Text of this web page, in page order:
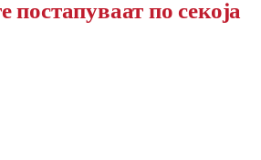
постапуваат по секоја